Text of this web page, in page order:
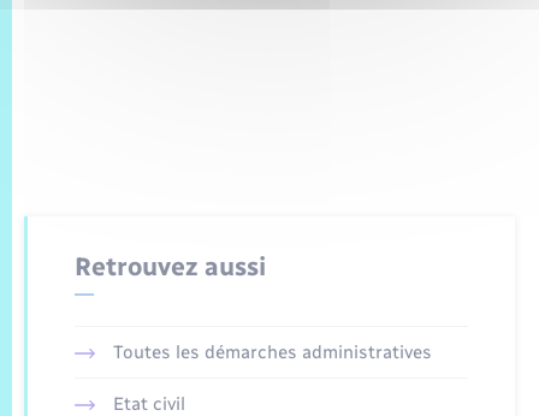
Retrouvez aussi
Toutes les démarches administratives
Etat civil